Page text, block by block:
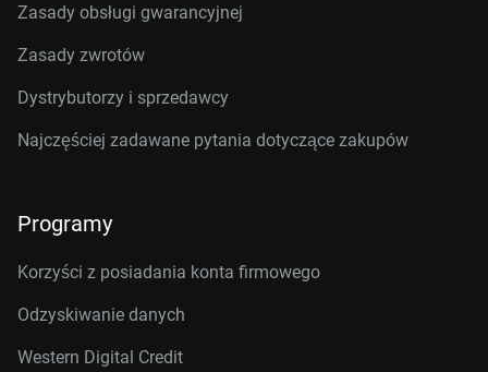
Zasady obsługi gwarancyjnej
Zasady zwrotów
Dystrybutorzy i sprzedawcy
Najczęściej zadawane pytania dotyczące zakupów
Programy
Korzyści z posiadania konta firmowego
Odzyskiwanie danych
Western Digital Credit